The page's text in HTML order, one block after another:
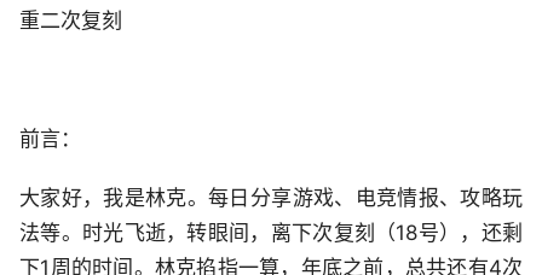
重二次复刻
前言：
大家好，我是林克。每日分享游戏、电竞情报、攻略玩
法等。时光飞逝，转眼间，离下次复刻（18号），还剩
下1周的时间。林克掐指一算，年底之前，总共还有4次